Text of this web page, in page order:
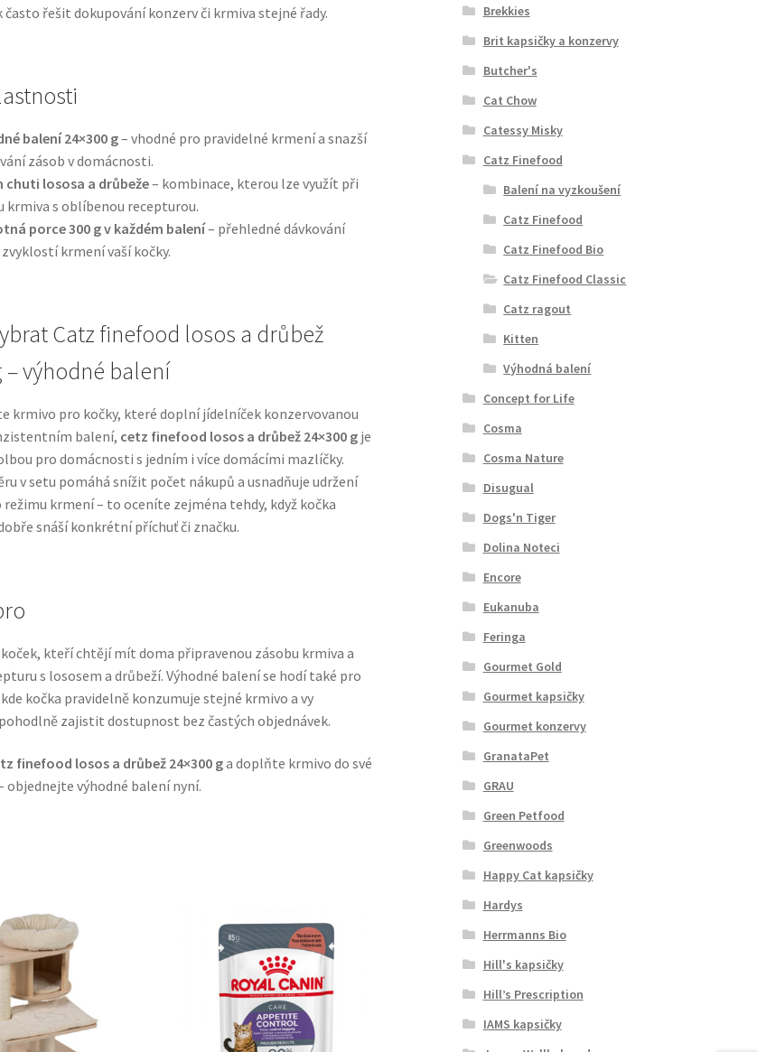
řešit dokupování konzerv či krmiva stejné řady.
balení 24×300 g– vhodné pro pravidelné krmení a snazší
zásob v domácnosti.
chuti lososa a drůbeže– kombinace, kterou lze využít při
krmiva s oblíbenou recepturou.
porce 300 g v každém balení– přehledné dávkování
krmení vaší kočky.
Catz finefood losos a drůbež
– výhodné balení
krmivo pro kočky, které doplní jídelníček konzervovanou
balení, cetz finefood losos a drůbež 24×300 gje
pro domácnosti s jedním i více domácími mazlíčky.
v setu pomáhá snížit počet nákupů a usnadňuje udržení
krmení – to oceníte zejména tehdy, když kočka
snáší konkrétní příchuť či značku.
kteří chtějí mít doma připravenou zásobu krmiva a
s lososem a drůbeží. Výhodné balení se hodí také pro
kočka pravidelně konzumuje stejné krmivo a vy
zajistit dostupnost bez častých objednávek.
finefood losos a drůbež 24×300 ga doplňte krmivo do své
objednejte výhodné balení nyní.
Brekkies
Brit kapsičky a konzervy
Butcher's
Cat Chow
Catessy Misky
Catz Finefood
Balení na vyzkoušení
Catz Finefood
Catz Finefood Bio
Catz Finefood Classic
Catz ragout
Kitten
Výhodná balení
Concept for Life
Cosma
Cosma Nature
Disugual
Dogs'n Tiger
Dolina Noteci
Encore
Eukanuba
Feringa
Gourmet Gold
Gourmet kapsičky
Gourmet konzervy
GranataPet
GRAU
Green Petfood
Greenwoods
Happy Cat kapsičky
Hardys
Herrmanns Bio
Hill's kapsičky
Hill’s Prescription
IAMS kapsičky